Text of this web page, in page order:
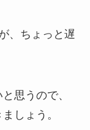
、ちょっと遅
思うので、
しょう。